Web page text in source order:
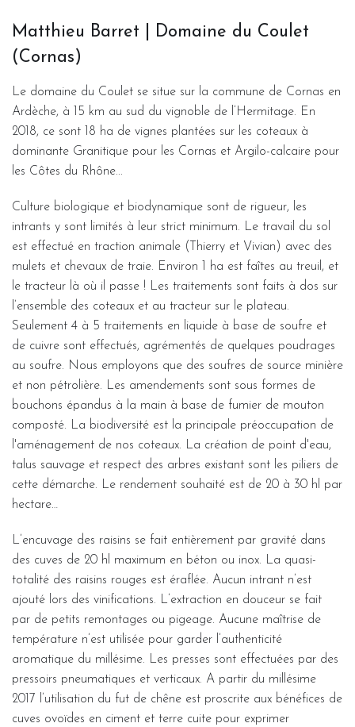
Matthieu Barret | Domaine du Coulet
(Cornas)
Le domaine du Coulet se situe sur la commune de Cornas en
Ardèche, à 15 km au sud du vignoble de l’Hermitage. En
2018, ce sont 18 ha de vignes plantées sur les coteaux à
dominante Granitique pour les Cornas et Argilo-calcaire pour
les Côtes du Rhône...
Culture biologique et biodynamique sont de rigueur, les
intrants y sont limités à leur strict minimum. Le travail du sol
est effectué en traction animale (Thierry et Vivian) avec des
mulets et chevaux de traie. Environ 1 ha est faîtes au treuil, et
le tracteur là où il passe ! Les traitements sont faits à dos sur
l’ensemble des coteaux et au tracteur sur le plateau.
Seulement 4 à 5 traitements en liquide à base de soufre et
de cuivre sont effectués, agrémentés de quelques poudrages
au soufre. Nous employons que des soufres de source minière
et non pétrolière. Les amendements sont sous formes de
bouchons épandus à la main à base de fumier de mouton
composté. La biodiversité est la principale préoccupation de
l'aménagement de nos coteaux. La création de point d'eau,
talus sauvage et respect des arbres existant sont les piliers de
cette démarche. Le rendement souhaité est de 20 à 30 hl par
hectare…
L’encuvage des raisins se fait entièrement par gravité dans
des cuves de 20 hl maximum en béton ou inox. La quasi-
totalité des raisins rouges est éraflée. Aucun intrant n’est
ajouté lors des vinifications. L’extraction en douceur se fait
par de petits remontages ou pigeage. Aucune maîtrise de
température n’est utilisée pour garder l’authenticité
aromatique du millésime. Les presses sont effectuées par des
pressoirs pneumatiques et verticaux. A partir du millésime
2017 l’utilisation du fut de chêne est proscrite aux bénéfices de
cuves ovoïdes en ciment et terre cuite pour exprimer